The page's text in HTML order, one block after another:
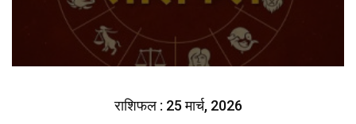
राशिफल : 25 मार्च, 2026